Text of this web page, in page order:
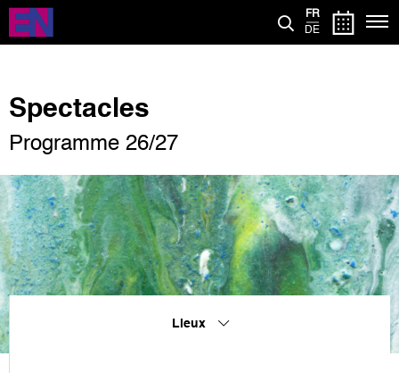
Aller
contenu
FR
DE
Spectacles
Programme 26/27
Lieux